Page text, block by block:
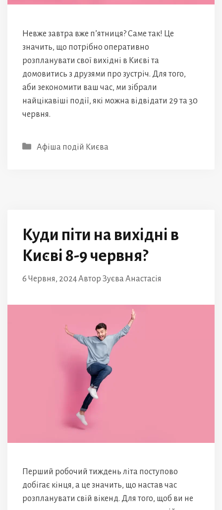
Невже завтра вже п’ятниця? Саме так! Це
значить, що потрібно оперативно
розпланувати свої вихідні в Києві та
домовитись з друзями про зустріч. Для того,
аби зекономити ваш час, ми зібрали
найцікавіші події, які можна відвідати 29 та 30
червня.
Категорії
Афіша подій Києва
Куди піти на вихідні в
Києві 8-9 червня?
6 Червня, 2024 Автор Зуєва Анастасія
Перший робочий тиждень літа поступово
добігає кінця, а це значить, що настав час
розпланувати свій вікенд. Для того, щоб ви не